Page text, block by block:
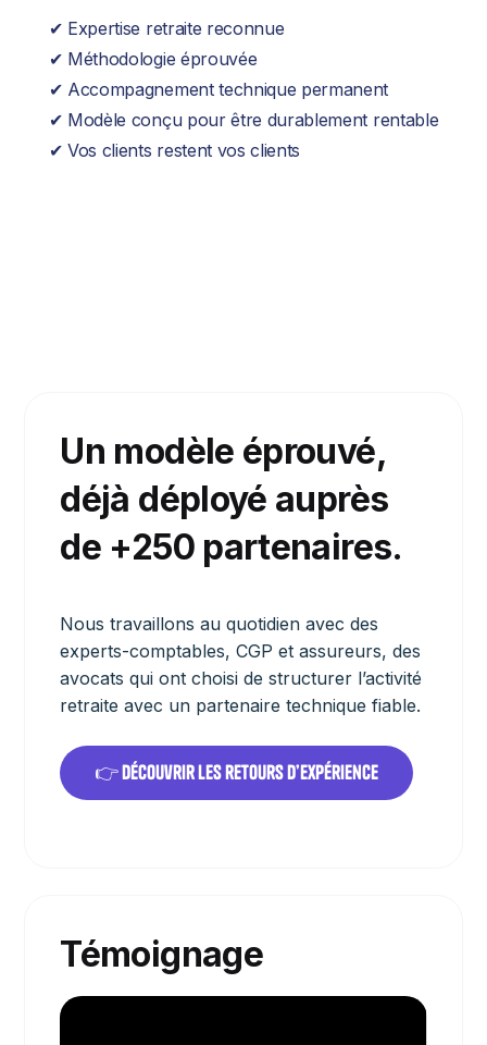
✔ Expertise retraite reconnue
✔ Méthodologie éprouvée
✔ Accompagnement technique permanent
✔ Modèle conçu pour être durablement rentable
✔ Vos clients restent vos clients
Un modèle éprouvé,
déjà déployé auprès
de +250 partenaires.
Nous travaillons au quotidien avec des
experts-comptables, CGP et assureurs, des
avocats qui ont choisi de structurer l’activité
retraite avec un partenaire technique fiable.
👉 Découvrir les retours d’expérience
Témoignage